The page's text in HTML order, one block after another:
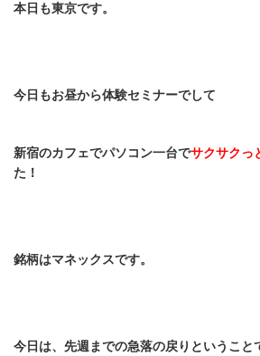
本日も東京です。
今日もお昼から体験セミナーでして
新宿のカフェでパソコン一台でサクサクっ
た！
銘柄はマネックスです。
今日は、先週までの急落の戻りということ